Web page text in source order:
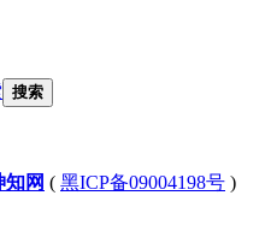
搜索
知网 ( 黑ICP备09004198号 )